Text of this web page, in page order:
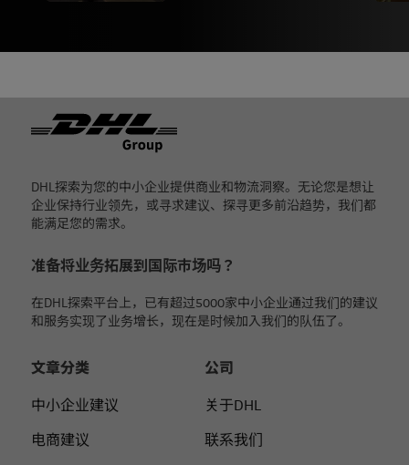
DHL探索为您的中小企业提供商业和物流洞察。无论您是想让
企业保持行业领先，或寻求建议、探寻更多前沿趋势，我们都
能满足您的需求。
准备将业务拓展到国际市场吗？
在DHL探索平台上，已有超过5000家中小企业通过我们的建议
和服务实现了业务增长，现在是时候加入我们的队伍了。
文章分类
中小企业建议
电商建议
公司
关于DHL
联系我们